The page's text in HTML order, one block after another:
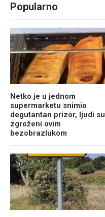
Popularno
Netko je u jednom
supermarketu snimio
degutantan prizor, ljudi su
zgroženi ovim
bezobrazlukom